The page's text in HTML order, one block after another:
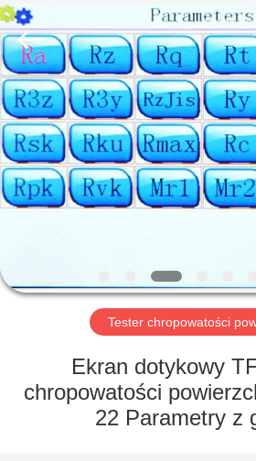
DOM
PRODUKTY
O
WYCIECZKA
FABRYCE
KONTROLA
HUATEC
GROUP
CORPORATION.
All
Rights
Reserved.
Tester chropowatości
Ekran dotykowy
chropowatości
22 Parametry z